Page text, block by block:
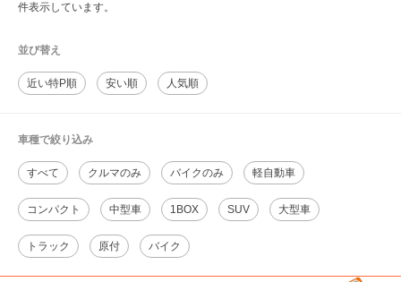
件表示しています。
並び替え
近い特P順 安い順 人気順
車種で絞り込み
すべて クルマのみ バイクのみ 軽自動車
コンパクト 中型車 1BOX SUV 大型車
トラック 原付 バイク